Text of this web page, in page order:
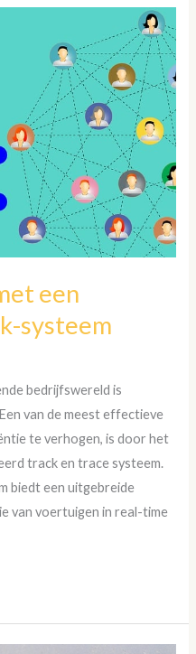
een
systeem
bedrijfswereld is
van de meest effectieve
te verhogen, is door het
track en trace systeem.
biedt een uitgebreide
van voertuigen in real-time